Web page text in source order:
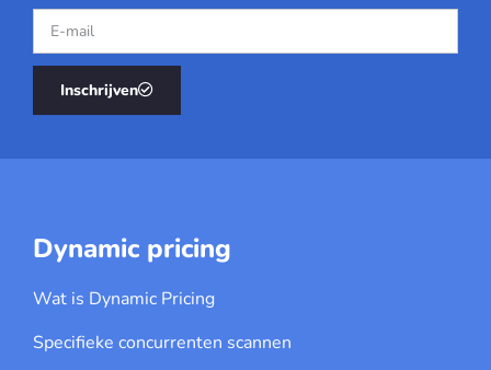
Inschrijven
Dynamic pricing
Wat is Dynamic Pricing
Specifieke concurrenten scannen